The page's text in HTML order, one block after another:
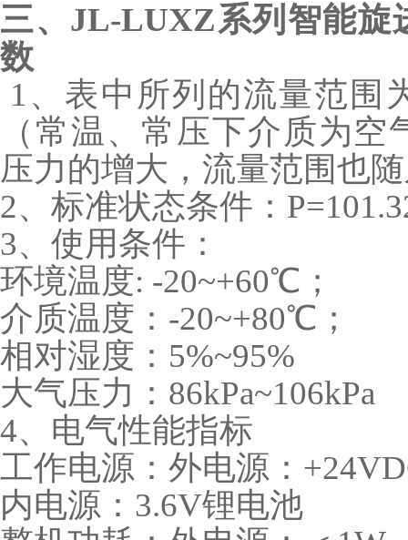
三、 JL-LUXZ系列智能旋
数
1、表中所列的流量范围
（常温、常压下介质为空
压力的增大，流量范围也
2、标准状态条件：
3、使用条件：
环境温度: -20~+60℃；
介质温度：-20~+80℃；
相对湿度：5%~95%
大气压力：86kPa~106kPa
4、电气性能指标
工作电源：外电源：
内电源：3.6V锂电池